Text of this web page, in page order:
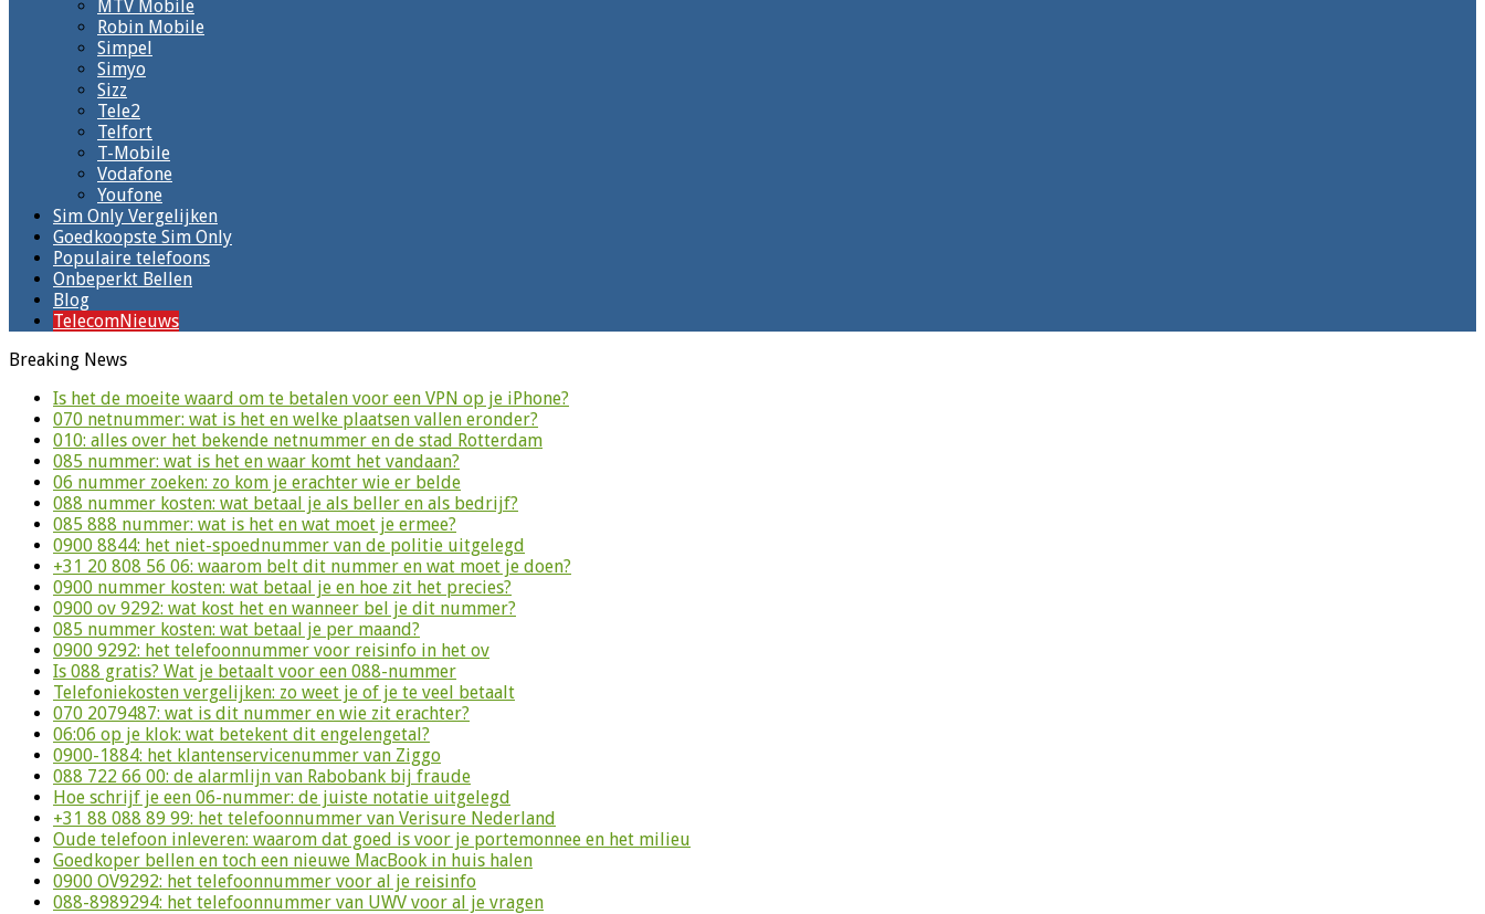
MTV Mobile
Robin Mobile
Simpel
Simyo
Sizz
Tele2
Telfort
T-Mobile
Vodafone
Youfone
Sim Only Vergelijken
Goedkoopste Sim Only
Populaire telefoons
Onbeperkt Bellen
Blog
TelecomNieuws
Breaking News
Is het de moeite waard om te betalen voor een VPN op je iPhone?
070 netnummer: wat is het en welke plaatsen vallen eronder?
010: alles over het bekende netnummer en de stad Rotterdam
085 nummer: wat is het en waar komt het vandaan?
06 nummer zoeken: zo kom je erachter wie er belde
088 nummer kosten: wat betaal je als beller en als bedrijf?
085 888 nummer: wat is het en wat moet je ermee?
0900 8844: het niet-spoednummer van de politie uitgelegd
+31 20 808 56 06: waarom belt dit nummer en wat moet je doen?
0900 nummer kosten: wat betaal je en hoe zit het precies?
0900 ov 9292: wat kost het en wanneer bel je dit nummer?
085 nummer kosten: wat betaal je per maand?
0900 9292: het telefoonnummer voor reisinfo in het ov
Is 088 gratis? Wat je betaalt voor een 088-nummer
Telefoniekosten vergelijken: zo weet je of je te veel betaalt
070 2079487: wat is dit nummer en wie zit erachter?
06:06 op je klok: wat betekent dit engelengetal?
0900-1884: het klantenservicenummer van Ziggo
088 722 66 00: de alarmlijn van Rabobank bij fraude
Hoe schrijf je een 06-nummer: de juiste notatie uitgelegd
+31 88 088 89 99: het telefoonnummer van Verisure Nederland
Oude telefoon inleveren: waarom dat goed is voor je portemonnee en het milieu
Goedkoper bellen en toch een nieuwe MacBook in huis halen
0900 OV9292: het telefoonnummer voor al je reisinfo
088-8989294: het telefoonnummer van UWV voor al je vragen